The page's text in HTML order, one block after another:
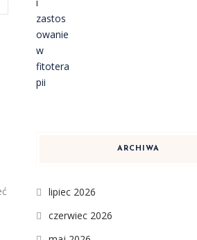
ARCHIWA
lipiec 2026
czerwiec 2026